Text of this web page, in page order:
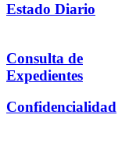
Estado Diario
Consulta de
Expedientes
Confidencialidad